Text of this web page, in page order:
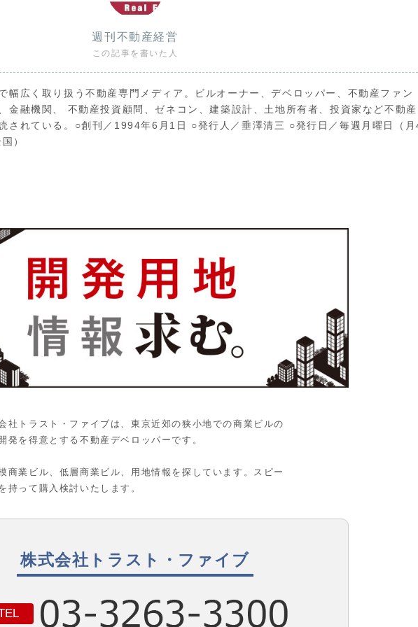
週刊不動産経営
この記事を書いた人
幅広く取り扱う不動産専門メディア。ビルオーナー、デベロッパー、不動産ファン
金融機関、 不動産投資顧問、ゼネコン、建築設計、土地所有者、投資家など不動産
されている。○創刊／1994年6月1日 ○発行人／垂澤清三 ○発行日／毎週月曜日（
）
社トラスト・ファイブは、東京近郊の狭小地での商業ビルの
発を得意とする不動産デベロッパーです。
商業ビル、低層商業ビル、用地情報を探しています。スピー
持って購入検討いたします。
株式会社トラスト・ファイブ